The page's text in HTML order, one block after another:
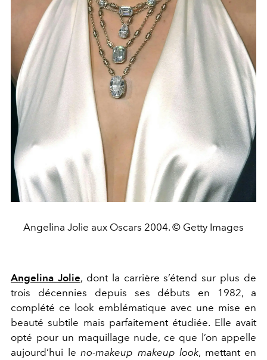
Angelina Jolie aux Oscars 2004. © Getty Images
Angelina Jolie, dont la carrière s’étend sur plus de
trois décennies depuis ses débuts en 1982, a
complété ce look emblématique avec une mise en
beauté subtile mais parfaitement étudiée. Elle avait
opté pour un maquillage nude, ce que l’on appelle
aujourd’hui le no-makeup makeup look, mettant en